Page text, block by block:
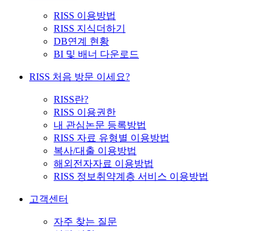
RISS 이용방법
RISS 지식더하기
DB연계 현황
BI 및 배너 다운로드
RISS 처음 방문 이세요?
RISS란?
RISS 이용권한
내 관심논문 등록방법
RISS 자료 유형별 이용방법
복사/대출 이용방법
해외전자자료 이용방법
RISS 정보취약계층 서비스 이용방법
고객센터
자주 찾는 질문